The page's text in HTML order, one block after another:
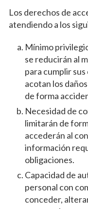
Los derechos de
atendiendo a los
Mínimo
se reducirán al
para cumplir
acotan los
de forma
Necesidad de
limitarán de
accederán al
información
obligaciones.
Capacidad de
personal con
conceder,